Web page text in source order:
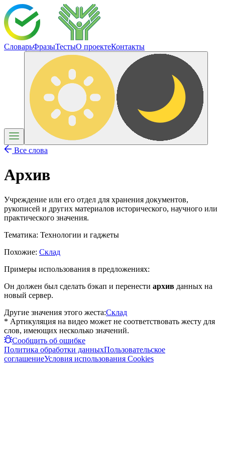
СловарьФразыТестыО проектеКонтакты
Все слова
Архив
Учреждение или его отдел для хранения документов,
рукописей и других материалов исторического, научного или
практического значения.
Тематика: Технологии и гаджеты
Похожие: Склад
Примеры использования в предложениях:
Он должен был сделать бэкап и перенести архив данных на
новый сервер.
Другие значения этого жеста:Склад
* Артикуляция на видео может не соответствовать жесту для
слов, имеющих несколько значений.
Сообщить об ошибке
Политика обработки данныхПользовательское
соглашениеУсловия использования Cookies